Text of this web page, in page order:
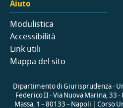
Aiuto
Modulistica
Accessibilità
Link utili
Mappa del sito
Dipartimento di Giurisprudenza -
Federico II - Via Nuova Marina, 33
Massa, 1 – 80133 – Napoli | Corso